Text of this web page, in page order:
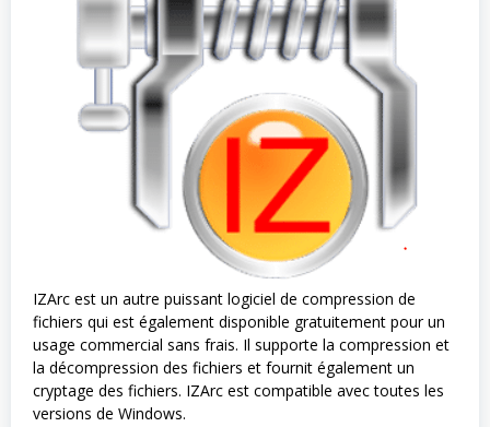
IZArc est un autre puissant logiciel de compression de
fichiers qui est également disponible gratuitement pour un
usage commercial sans frais. Il supporte la compression et
la décompression des fichiers et fournit également un
cryptage des fichiers. IZArc est compatible avec toutes les
versions de Windows.